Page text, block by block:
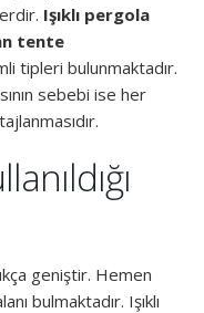
Işıklı pergola
tente
tipleri bulunmaktadır.
sebebi ise her
geniştir. Hemen
bulmaktadır. Işıklı